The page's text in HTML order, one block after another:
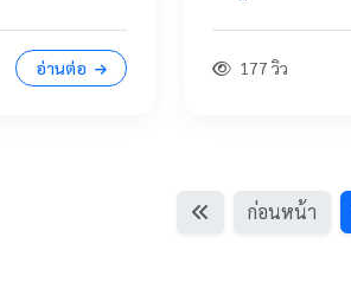
อ่านต่อ 177 วิว
ก่อนหน้า